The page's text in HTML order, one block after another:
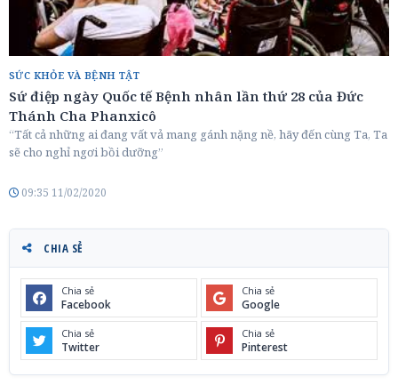
SỨC KHỎE VÀ BỆNH TẬT
Sứ điệp ngày Quốc tế Bệnh nhân lần thứ 28 của Đức
Thánh Cha Phanxicô
“Tất cả những ai đang vất vả mang gánh nặng nề, hãy đến cùng Ta, Ta
sẽ cho nghỉ ngơi bồi dưỡng”
09:35 11/02/2020
CHIA SẺ
Chia sẻ
Facebook
Chia sẻ
Google
Chia sẻ
Twitter
Chia sẻ
Pinterest